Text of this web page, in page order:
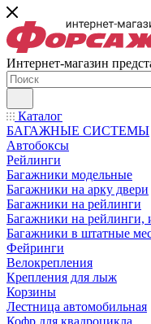
Интернет-магазин
Каталог
БАГАЖНЫЕ СИСТЕМЫ
Автобоксы
Рейлинги
Багажники модельные
Багажники на арку двери
Багажники на рейлинги
Багажники на рейлинги,
Багажники в штатные
Фейринги
Велокрепления
Крепления для лыж
Корзины
Лестница автомобильная
Кофр для квадроцикла